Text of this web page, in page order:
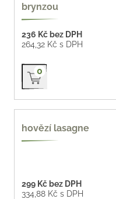
brynzou
236 Kč bez DPH
264,32 Kč s DPH
Přidat do košíku
0
hovězí lasagne
299 Kč bez DPH
334,88 Kč s DPH